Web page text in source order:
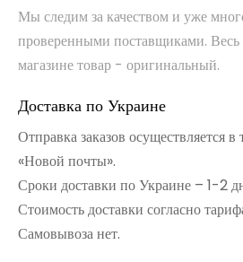
Мы следим за качеством и уже
проверенными поставщиками. Весь
магазине товар - оригинальный.
Доставка по Украине
Отправка заказов осуществляется
«Новой почты».
Сроки доставки по Украине – 1-2
Стоимость доставки согласно
Самовывоза нет.